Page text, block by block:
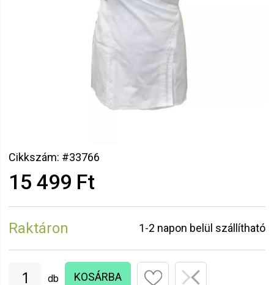
Cikkszám: #33766
15 499 Ft
Raktáron 1-2 napon belül szállítható
db KOSÁRBA